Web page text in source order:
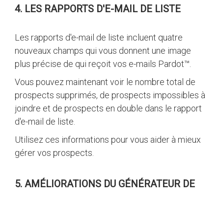
4. LES RAPPORTS D'E-MAIL DE LISTE
Les rapports d'e-mail de liste incluent quatre
nouveaux champs qui vous donnent une image
plus précise de qui reçoit vos e-mails Pardot™.
Vous pouvez maintenant voir le nombre total de
prospects supprimés, de prospects impossibles à
joindre et de prospects en double dans le rapport
d'e-mail de liste.
Utilisez ces informations pour vous aider à mieux
gérer vos prospects.
5. AMÉLIORATIONS DU GÉNÉRATEUR DE